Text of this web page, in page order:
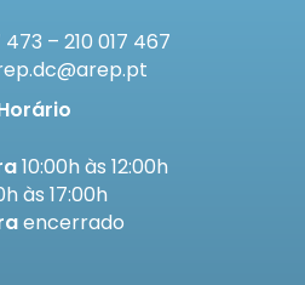
473 – 210 017 467
10:00h às 12:00h
às 17:00h
encerrado